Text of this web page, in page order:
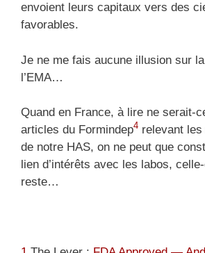
envoient leurs capitaux vers des
favorables.
Je ne me fais aucune illusion sur
l’EMA…
Quand en France, à lire ne serait-
articles du Formindep4 relevant les
de notre HAS, on ne peut que
lien d’intérêts avec les labos,
reste…